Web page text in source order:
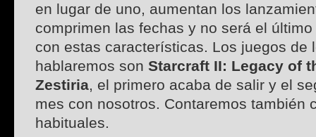
en lugar de uno, aumentan los
comprimen las fechas y no será el
con estas características. Los juegos de
hablaremos son Starcraft II: Legacy of
Zestiria, el primero acaba de salir y el
mes con nosotros. Contaremos también
habituales.